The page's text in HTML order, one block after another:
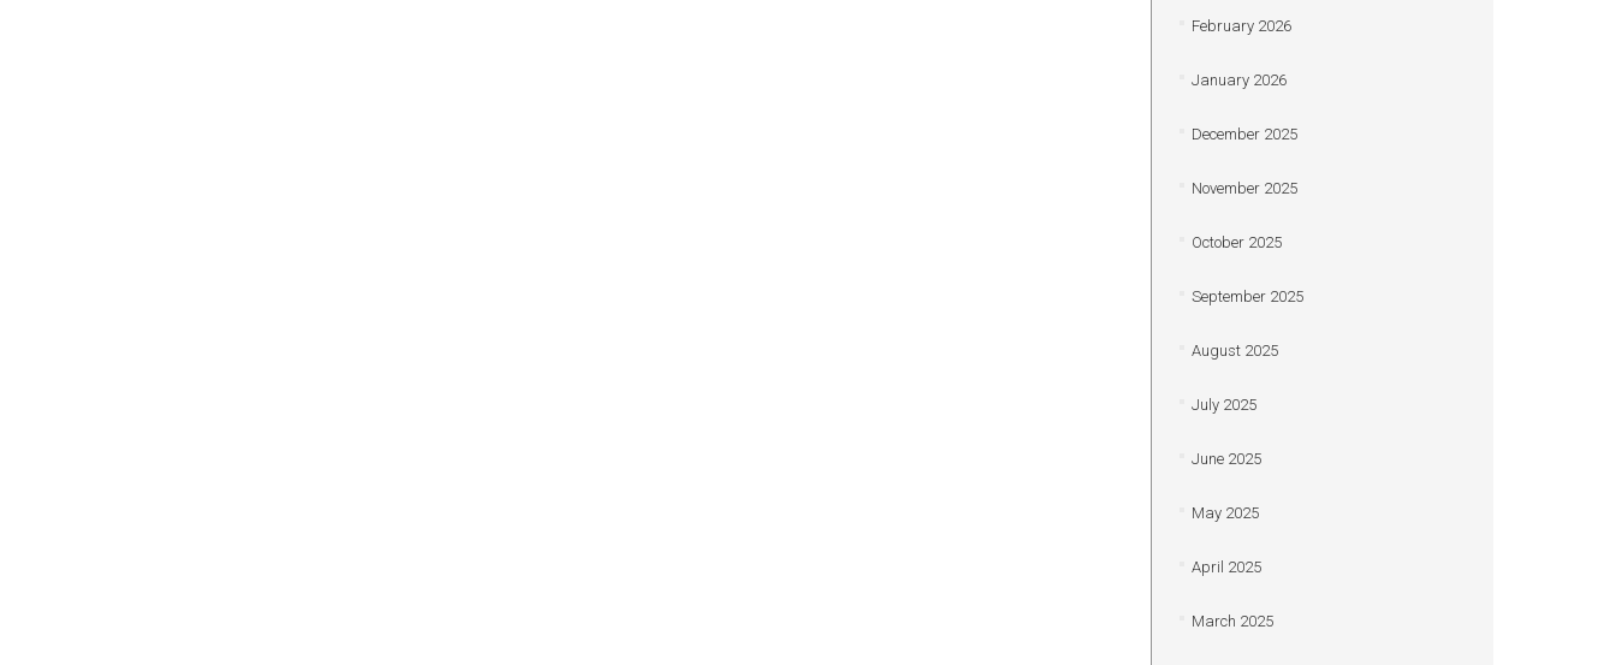
February 2026
January 2026
December 2025
November 2025
October 2025
September 2025
August 2025
July 2025
June 2025
May 2025
April 2025
March 2025